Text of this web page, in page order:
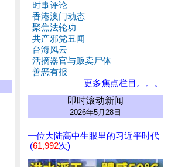
时事评论
香港澳门动态
聚焦法轮功
共产邪党丑闻
台海风云
活摘器官与贩卖尸体
善恶有报
更多焦点栏目。。。
即时滚动新闻
2026年5月28日
一位大陆高中生眼里的习近平时代
(61,992次)